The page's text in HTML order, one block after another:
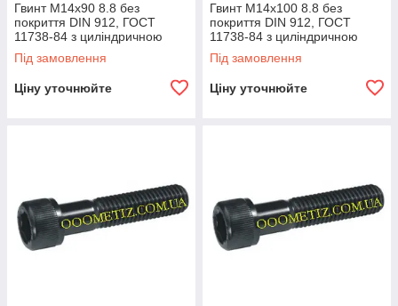
Гвинт М14х90 8.8 без
покриття DIN 912, ГОСТ
11738-84 з циліндричною
головкою та внутрішнім
шестигранником
Під замовлення
Ціну уточнюйте
Гвинт М14х100 8.8 без
покриття DIN 912, ГОСТ
11738-84 з циліндричною
головкою та внутрішнім
шестигранником
Під замовлення
Ціну уточнюйте